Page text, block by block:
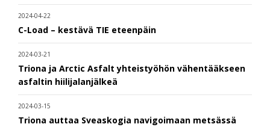
2024-04-22
C-Load – kestävä TIE eteenpäin
2024-03-21
Triona ja Arctic Asfalt yhteistyöhön vähentääkseen
asfaltin hiilijalanjälkeä
2024-03-15
Triona auttaa Sveaskogia navigoimaan metsässä